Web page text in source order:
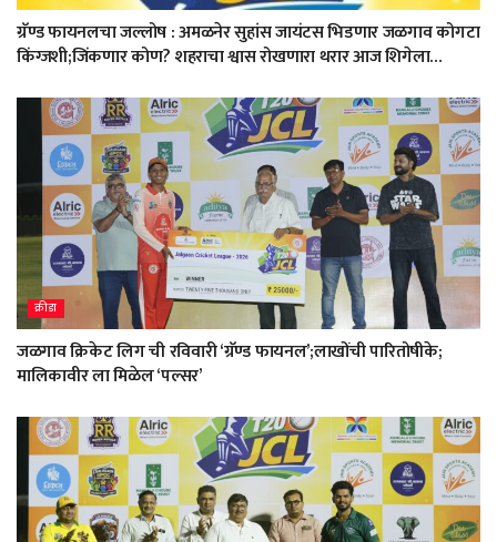
ग्रॅण्ड फायनलचा जल्लोष : अमळनेर सुहांस जायंटस भिडणार जळगाव कोगटा
किंग्जशी;जिंकणार कोण? शहराचा श्वास रोखणारा थरार आज शिगेला…
क्रीडा
जळगाव क्रिकेट लिग ची रविवारी ‘ग्रॅण्ड फायनल’;लाखोंची पारितोषीके;
मालिकावीर ला मिळेल ‘पल्सर’